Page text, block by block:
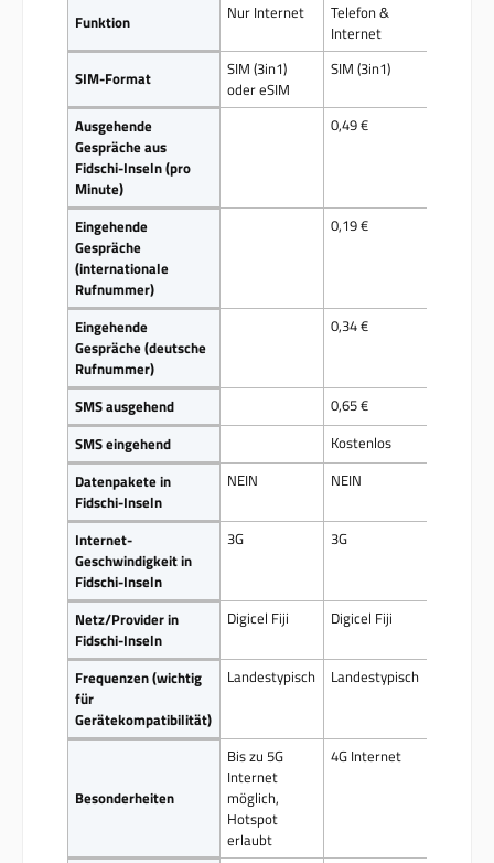
Funktion Nur Internet
Telefon &
Internet
SIM-Format
SIM (3in1)
oder eSIM
SIM (3in1)
Ausgehende
Gespräche aus
Fidschi-Inseln (pro
Minute)
0,49 €
Eingehende
Gespräche
(internationale
Rufnummer)
0,19 €
Eingehende
Gespräche (deutsche
Rufnummer)
0,34 €
SMS ausgehend
0,65 €
SMS eingehend
Kostenlos
Datenpakete in
Fidschi-Inseln
NEIN NEIN
Internet-
Geschwindigkeit in
Fidschi-Inseln
3G 3G
Netz/Provider in
Fidschi-Inseln
Digicel Fiji Digicel Fiji
Frequenzen (wichtig
für
Gerätekompatibilität)
Landestypisch Landestypisch
Besonderheiten
Bis zu 5G
Internet
möglich,
Hotspot
erlaubt
4G Internet